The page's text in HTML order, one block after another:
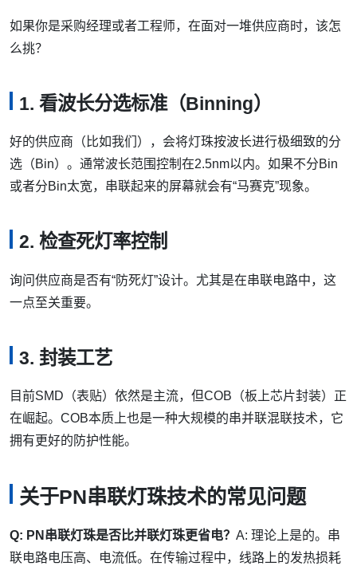
如果你是采购经理或者工程师，在面对一堆供应商时，该怎
么挑？
1. 看波长分选标准（Binning）
好的供应商（比如我们），会将灯珠按波长进行极细致的分
选（Bin）。通常波长范围控制在2.5nm以内。如果不分Bin
或者分Bin太宽，串联起来的屏幕就会有“马赛克”现象。
2. 检查死灯率控制
询问供应商是否有“防死灯”设计。尤其是在串联电路中，这
一点至关重要。
3. 封装工艺
目前SMD（表贴）依然是主流，但COB（板上芯片封装）正
在崛起。COB本质上也是一种大规模的串并联混联技术，它
拥有更好的防护性能。
关于PN串联灯珠技术的常见问题
Q: PN串联灯珠是否比并联灯珠更省电？ A: 理论上是的。串
联电路电压高、电流低。在传输过程中，线路上的发热损耗